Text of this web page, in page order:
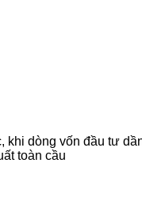
dòng vốn đầu tư
toàn cầu